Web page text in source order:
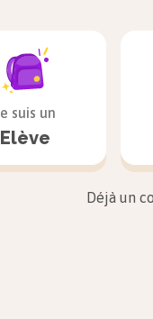
Ces menaces
du grand
qui pèsent sur
: pressions,
suis un
Elève
Déjà un